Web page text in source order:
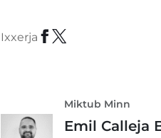
Ixxerja
Miktub Minn
Emil Calleja